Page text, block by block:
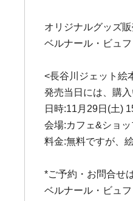
オリジナルグッズ販
ベルナール・ビュ
<長谷川ジェット絵
発売当日には、購
日時:11月29日(土)
会場:カフェ&ショ
料金:無料ですが、
*ご予約・お問合せ
ベルナール・ビュ